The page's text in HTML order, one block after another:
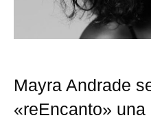
Mayra Andrade
«reEncanto»